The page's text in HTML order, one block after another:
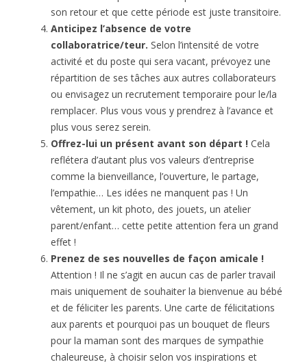
son retour et que cette période est juste transitoire.
Anticipez l’absence de votre
collaboratrice/teur. Selon l’intensité de votre
activité et du poste qui sera vacant, prévoyez une
répartition de ses tâches aux autres collaborateurs
ou envisagez un recrutement temporaire pour le/la
remplacer. Plus vous vous y prendrez à l’avance et
plus vous serez serein.
Offrez-lui un présent avant son départ ! Cela
reflétera d’autant plus vos valeurs d’entreprise
comme la bienveillance, l’ouverture, le partage,
l’empathie… Les idées ne manquent pas ! Un
vêtement, un kit photo, des jouets, un atelier
parent/enfant… cette petite attention fera un grand
effet !
Prenez de ses nouvelles de façon amicale !
Attention ! Il ne s’agit en aucun cas de parler travail
mais uniquement de souhaiter la bienvenue au bébé
et de féliciter les parents. Une carte de félicitations
aux parents et pourquoi pas un bouquet de fleurs
pour la maman sont des marques de sympathie
chaleureuse, à choisir selon vos inspirations et